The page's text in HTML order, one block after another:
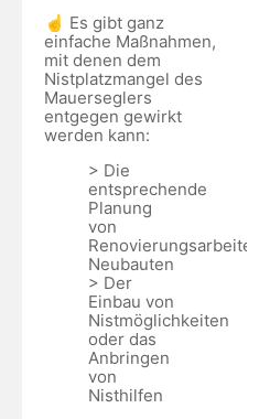
☝️ Es gibt ganz
einfache Maßnahmen,
mit denen dem
Nistplatzmangel des
Mauerseglers
entgegen gewirkt
werden kann:
> Die
entsprechende
Planung
von
Renovierungsarbeiten/
Neubauten
> Der
Einbau von
Nistmöglichkeiten
oder das
Anbringen
von
Nisthilfen